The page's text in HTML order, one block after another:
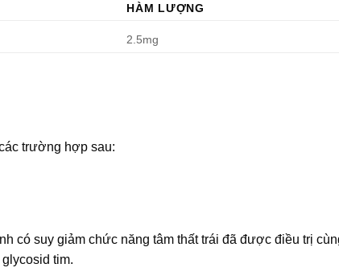
HÀM LƯỢNG
2.5mg
trường hợp sau:
có suy giảm chức năng tâm thất trái đã được điều trị
tim.